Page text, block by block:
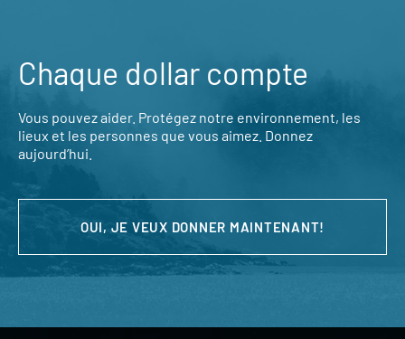
Chaque dollar compte
Vous pouvez aider. Protégez notre environnement, les
lieux et les personnes que vous aimez. Donnez
aujourd’hui.
OUI, JE VEUX DONNER MAINTENANT!